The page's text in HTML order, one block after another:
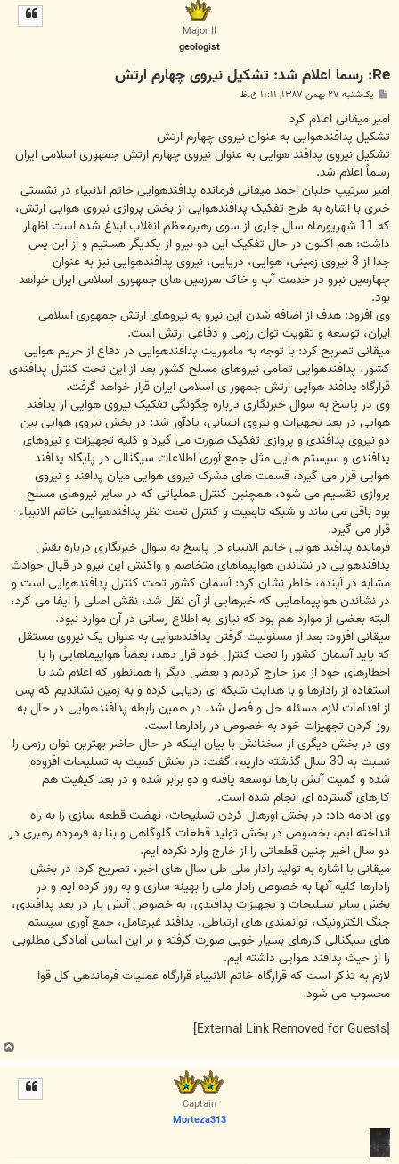
Major II
geologist
Re: رسما اعلام شد: تشکیل نیروی چهارم ارتش
پ
ت
یک‌شنبه ۲۷ بهمن ۱۳۸۷, ۱۱:۱۱ ق.ظ
امير ميقانى اعلام کرد
تشکيل پدافندهوايى به عنوان نيروى چهارم ارتش
تشکیل نیروی پدافند هوایی به عنوان نیروی چهارم ارتش جمهوری اسلامی ایران
رسماً اعلام شد.
امیر سرتیپ خلبان احمد میقانی فرمانده پدافندهوایی خاتم الانبیاء در نشستی
خبری با اشاره به طرح تفکیک پدافندهوایی از بخش پروازی نیروی هوایی ارتش،
که 11 شهریورماه سال جاری از سوی رهبرمعظم انقلاب ابلاغ شده است اظهار
داشت: هم اکنون در حال تفکیک این دو نیرو از یکدیگر هستیم و از این پس
جدا از 3 نیروی زمینی، هوایی، دریایی، نیروی پدافندهوایی نیز به عنوان
چهارمین نیرو در خدمت آب و خاک سرزمین های جمهوری اسلامی ایران خواهد
بود.
وی افزود: هدف از اضافه شدن این نیرو به نیروهای ارتش جمهوری اسلامی
ایران، توسعه و تقویت توان رزمی و دفاعی ارتش است.
میقانی تصریح کرد: با توجه به ماموریت پدافندهوایی در دفاع از حریم هوایی
کشور، پدافندهوایی تمامی نیروهای مسلح کشور بعد از این تحت کنترل پدافندی
قرارگاه پدافند هوایی ارتش جمهور ی اسلامی ایران قرار خواهد گرفت.
وی در پاسخ به سوال خبرنگاری درباره چگونگی تفکیک نیروی هوایی از پدافند
هوایی در بعد تجهیزات و نیروی انسانی، یادآور شد: در بخش نیروی هوایی بین
دو نیروی پدافندی و پروازی تفکیک صورت می گیرد و کلیه تجهیزات و نیروهای
پدافندی و سیستم هایی مثل جمع آوری اطلاعات سیگنالی در پایگاه پدافند
هوایی قرار می گیرد، قسمت های مشرک نیروی هوایی میان پدافند و نیروی
پروازی تقسیم می شود، همچنین کنترل عملیاتی که در سایر نیروهای مسلح
بود باقی می ماند و شبکه تابعیت و کنترل تحت نظر پدافندهوایی خاتم الانبیاء
قرار می گیرد.
فرمانده پدافند هوایی خاتم الانبیاء در پاسخ به سوال خبرنگاری درباره نقش
پدافندهوایی در نشاندن هواپیماهای متخاصم و واکنش این نیرو در قبال حوادث
مشابه در آینده، خاطر نشان کرد: آسمان کشور تحت کنترل پدافندهوایی است و
در نشاندن هواپیماهایی که خبرهایی از آن نقل شد، نقش اصلی را ایفا می کرد،
البته بعضی از موارد هم بود که نیازی به اطلاع رسانی در آن موارد نبود.
میقانی افزود: بعد از مسئولیت گرفتن پدافندهوایی به عنوان یک نیروی مستقل
که باید آسمان کشور را تحت کنترل خود قرار دهد، بعضاً هواپیماهایی را با
اخطارهای خود از مرز خارج کردیم و بعضی دیگر را همانطور که اعلام شد با
استفاده از رادارها و با هدایت شبکه ای ردیابی کرده و به زمین نشاندیم که پس
از اقدامات لازم مسئله حل و فصل شد. در همین رابطه پدافندهوایی در حال به
روز کردن تجهیزات خود به خصوص در رادارها است.
وی در بخش دیگری از سخنانش با بیان اینکه در حال حاضر بهترین توان رزمی را
نسبت به 30 سال گذشته داریم، گفت: در بخش کمیت به تسلیحات افزوده
شده و کمیت آتش بارها توسعه یافته و دو برابر شده و در بعد کیفیت هم
کارهای گسترده ای انجام شده است.
وی ادامه داد: در بخش اورهال کردن تسلیحات، نهضت قطعه سازی را به راه
انداخته ایم، بخصوص در بخش تولید قطعات گلوگاهی و بنا به فرموده رهبری در
دو سال اخیر چنین قطعاتی را از خارج وارد نکرده ایم.
میقانی با اشاره به تولید رادار ملی طی سال های اخیر، تصریح کرد: در بخش
رادارها کلیه آنها به خصوص رادار ملی را بهینه سازی و به روز کرده ایم و در
بخش سایر تسلیحات و تجهیزات پدافندی، به خصوص آتش بار در بعد پدافندی،
جنگ الکترونیک، توانمندی های ارتباطی، پدافند غیرعامل، جمع آوری سیستم
های سیگنالی کارهای بسیار خوبی صورت گرفته و بر این اساس آمادگی مطلوبی
را از حیث پدافند هوایی داشته ایم.
لازم به تذکر است که قرارگاه خاتم الانبیاء قرارگاه عملیات فرماندهی کل قوا
محسوب می شود.
ب
ا
Captain
Morteza313